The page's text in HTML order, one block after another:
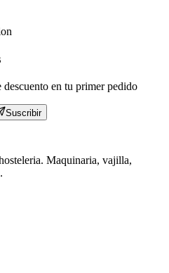
en tu primer pedido
Suscribir
Maquinaria, vajilla,